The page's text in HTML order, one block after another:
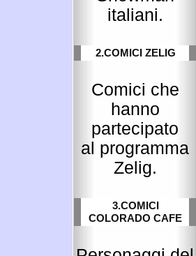
italiani.
2.COMICI ZELIG
Comici che
hanno
partecipato
al programma
Zelig.
3.COMICI
COLORADO CAFE